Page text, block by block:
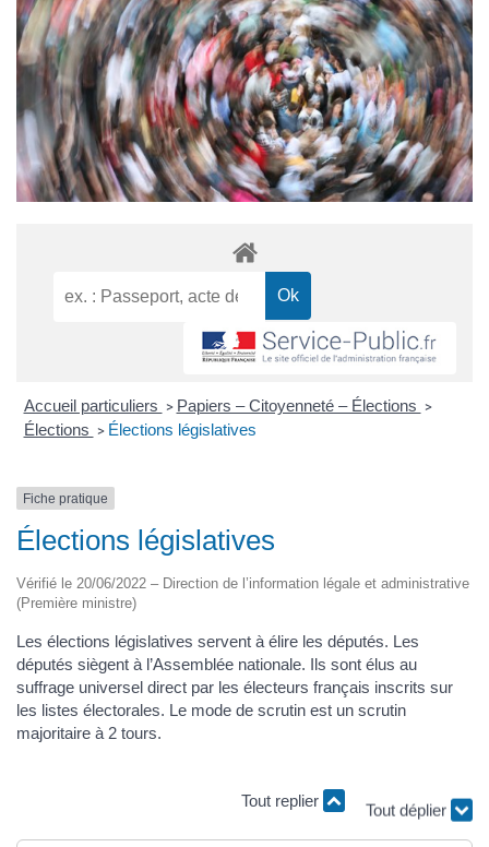
Accueil particuliers > Papiers – Citoyenneté – Élections >
Élections > Élections législatives
Fiche pratique
Élections législatives
Vérifié le 20/06/2022 – Direction de l’information légale et administrative
(Première ministre)
Les élections législatives servent à élire les députés. Les
députés siègent à l’Assemblée nationale. Ils sont élus au
suffrage universel direct par les électeurs français inscrits sur
les listes électorales. Le mode de scrutin est un scrutin
majoritaire à 2 tours.
Tout replier
Tout déplier